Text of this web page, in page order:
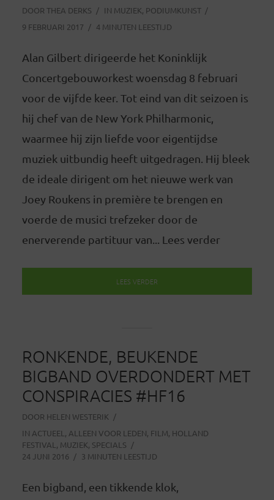
DOOR THEA DERKS IN MUZIEK, PODIUMKUNST
9 FEBRUARI 2017
4 MINUTEN LEESTIJD
Alan Gilbert dirigeerde het Koninklijk
Concertgebouworkest woensdag 8 februari
voor de vijfde keer. Tot eind van dit seizoen is
hij chef van de New York Philharmonic,
waarmee hij zijn liefde voor eigentijdse
muziek uitbundig heeft uitgedragen. Hij bleek
de ideale dirigent om het nieuwe werk van
Joey Roukens in première te brengen en
voerde de musici trefzeker door de
enerverende partituur van... Lees verder
LEES VERDER
RONKENDE, BEUKENDE
BIGBAND OVERDONDERT MET
CONSPIRACIES #HF16
DOOR HELEN WESTERIK
IN ACTUEEL , ALLEEN VOOR LEDEN, FILM, HOLLAND
FESTIVAL , MUZIEK, SPECIALS
24 JUNI 2016
3 MINUTEN LEESTIJD
Een bigband, een tikkende klok,